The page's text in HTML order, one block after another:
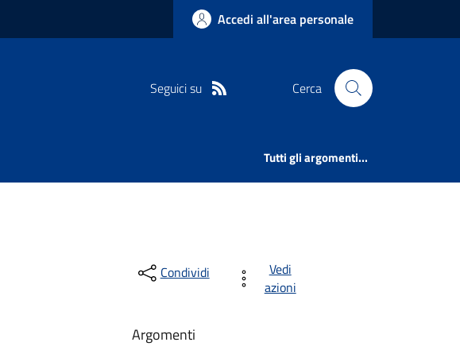
Accedi all'area personale
Seguici su Cerca
Tutti gli argomenti...
Condividi
Vedi
azioni
Argomenti